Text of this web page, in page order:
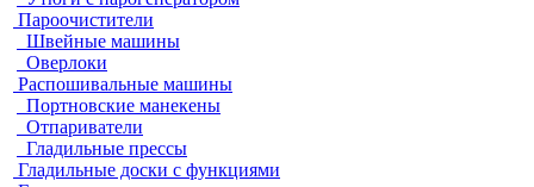
Пароочистители
Швейные машины
Оверлоки
Распошивальные машины
Портновские манекены
Отпариватели
Гладильные прессы
Гладильные доски с функциями